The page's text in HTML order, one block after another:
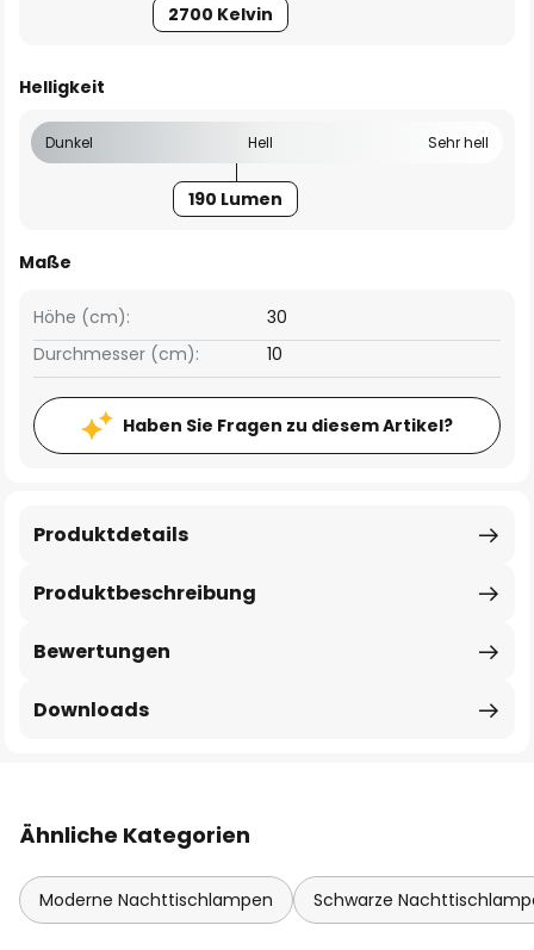
2700 Kelvin
Helligkeit
Dunkel Hell Sehr hell
190 Lumen
Maße
Höhe (cm):
30
Durchmesser (cm):
10
Haben Sie Fragen zu diesem Artikel?
Produktbeschreibung
Produktdetails
Bewertungen
Downloads
Ähnliche Kategorien
Moderne Nachttischlampen Schwarze